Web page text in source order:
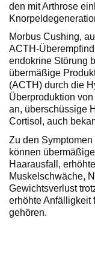
den mit Arthrose
Morbus Cushing,
ACTH-
endokrine Störung
übermäßige
(ACTH) durch die
Überproduktion
an, überschüssige
Cortisol, auch
Zu den
können
Haarausfall,
Muskelschwäche,
Gewichtsverlust
erhöhte Anfälligkeit
gehören.